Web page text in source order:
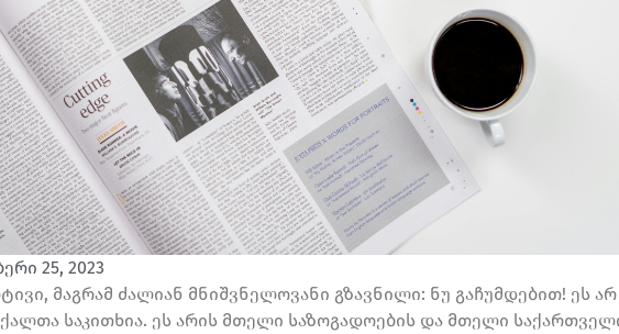
25, 2023
მაგრამ ძალიან მნიშვნელოვანი გზავნილი: ნუ გაჩუმდებით! ეს
საკითხია. ეს არის მთელი საზოგადოების და მთელი